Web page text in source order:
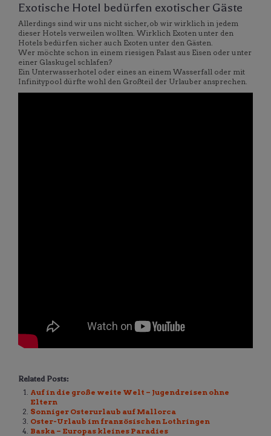
Exotische Hotel bedürfen exotischer Gäste
Allerdings sind wir uns nicht sicher, ob wir wirklich in jedem
dieser Hotels verweilen wollten. Wirklich Exoten unter den
Hotels bedürfen sicher auch Exoten unter den Gästen.
Wer möchte schon in einem riesigen Palast aus Eisen oder unter
einer Glaskugel schlafen?
Ein Unterwasserhotel oder eines an einem Wasserfall oder mit
Infinitypool dürfte wohl den Großteil der Urlauber ansprechen.
Related Posts:
Auf in die große weite Welt – Jugendreisen ohne
Eltern
Sonniger Osterurlaub auf Mallorca
Oster-Urlaub im französischen Lothringen
Baska – Europas kleines Paradies